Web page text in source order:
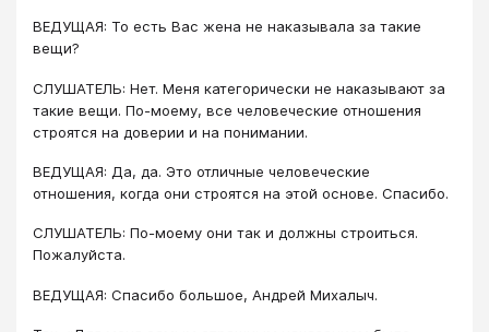
ВЕДУЩАЯ: То есть Вас жена не наказывала за такие
вещи?
СЛУШАТЕЛЬ: Нет. Меня категорически не наказывают за
такие вещи. По-моему, все человеческие отношения
строятся на доверии и на понимании.
ВЕДУЩАЯ: Да, да. Это отличные человеческие
отношения, когда они строятся на этой основе. Спасибо.
СЛУШАТЕЛЬ: По-моему они так и должны строиться.
Пожалуйста.
ВЕДУЩАЯ: Спасибо большое, Андрей Михалыч.